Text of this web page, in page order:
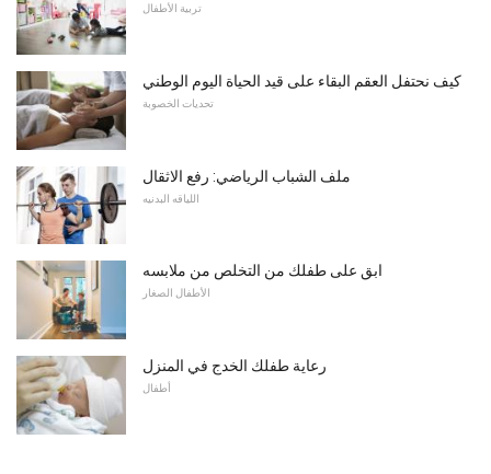
تربية الأطفال
كيف نحتفل العقم البقاء على قيد الحياة اليوم الوطني
تحديات الخصوبة
ملف الشباب الرياضي: رفع الاثقال
اللياقه البدنيه
ابق على طفلك من التخلص من ملابسه
الأطفال الصغار
رعاية طفلك الخدج في المنزل
أطفال